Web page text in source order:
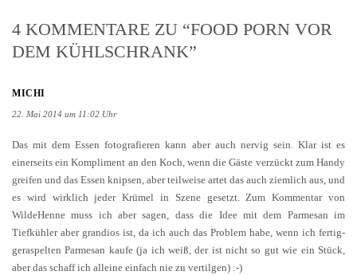
4 KOMMENTARE ZU “FOOD PORN VOR
DEM KÜHLSCHRANK”
MICHI
22. Mai 2014 um 11:02 Uhr
Das mit dem Essen fotografieren kann aber auch nervig sein. Klar ist es
einerseits ein Kompliment an den Koch, wenn die Gäste verzückt zum Handy
greifen und das Essen knipsen, aber teilweise artet das auch ziemlich aus, und
es wird wirklich jeder Krümel in Szene gesetzt. Zum Kommentar von
WildeHenne muss ich aber sagen, dass die Idee mit dem Parmesan im
Tiefkühler aber grandios ist, da ich auch das Problem habe, wenn ich fertig-
geraspelten Parmesan kaufe (ja ich weiß, der ist nicht so gut wie ein Stück,
aber das schaff ich alleine einfach nie zu vertilgen) :-)